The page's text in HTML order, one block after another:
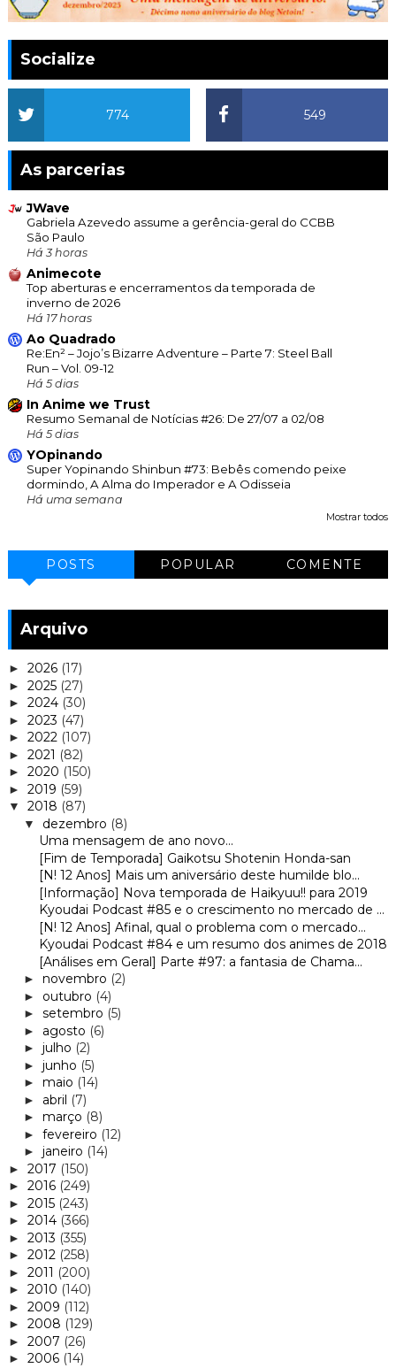
Socialize
549
774
As parcerias
JWave
Gabriela Azevedo assume a gerência-geral do CCBB
São Paulo
Há 3 horas
Animecote
Top aberturas e encerramentos da temporada de
inverno de 2026
Há 17 horas
Ao Quadrado
Re:En² – Jojo’s Bizarre Adventure – Parte 7: Steel Ball
Run – Vol. 09-12
Há 5 dias
In Anime we Trust
Resumo Semanal de Notícias #26: De 27/07 a 02/08
Há 5 dias
YOpinando
Super Yopinando Shinbun #73: Bebês comendo peixe
dormindo, A Alma do Imperador e A Odisseia
Há uma semana
Mostrar todos
POSTS POPULAR COMENTE
Arquivo
► 2026 (17)
► 2025 (27)
► 2024 (30)
► 2023 (47)
► 2022 (107)
► 2021 (82)
► 2020 (150)
► 2019 (59)
▼ 2018 (87)
▼ dezembro (8)
Uma mensagem de ano novo...
[Fim de Temporada] Gaikotsu Shotenin Honda-san
[N! 12 Anos] Mais um aniversário deste humilde blo...
[Informação] Nova temporada de Haikyuu!! para 2019
Kyoudai Podcast #85 e o crescimento no mercado de ...
[N! 12 Anos] Afinal, qual o problema com o mercado...
Kyoudai Podcast #84 e um resumo dos animes de 2018
[Análises em Geral] Parte #97: a fantasia de Chama...
► novembro (2)
► outubro (4)
► setembro (5)
► agosto (6)
► julho (2)
► junho (5)
► maio (14)
► abril (7)
► março (8)
► fevereiro (12)
► janeiro (14)
► 2017 (150)
► 2016 (249)
► 2015 (243)
► 2014 (366)
► 2013 (355)
► 2012 (258)
► 2011 (200)
► 2010 (140)
► 2009 (112)
► 2008 (129)
► 2007 (26)
► 2006 (14)